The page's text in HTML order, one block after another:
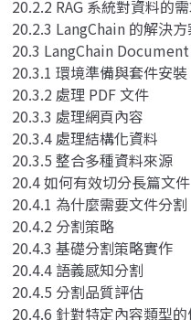
20.2.2 RAG 系統對資料的
20.2.3 LangChain 的解決
20.3 LangChain
20.3.1 環境準備與套件安裝
20.3.2 處理 PDF 文件
20.3.3 處理網頁內容
20.3.4 處理結構化資料
20.3.5 整合多種資料來源
20.4 如何有效切分長篇文件
20.4.1 為什麼需要文件分割
20.4.2 分割策略
20.4.3 基礎分割策略實作
20.4.4 語義感知分割
20.4.5 分割品質評估
20.4.6 針對特定內容類型